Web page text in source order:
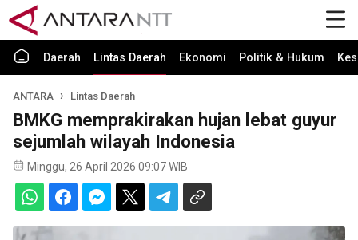
Daerah Lintas Daerah Ekonomi Politik & Hukum
ANTARA Lintas Daerah
BMKG memprakirakan hujan lebat guyur
sejumlah wilayah Indonesia
Minggu, 26 April 2026 09:07 WIB